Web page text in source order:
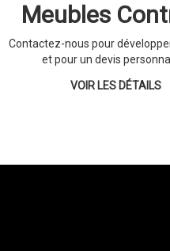
Meubles
Contactez-nous pour
et pour un devis
VOIR LES DÉTAILS